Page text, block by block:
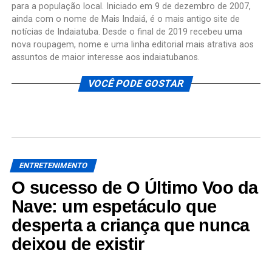
para a população local. Iniciado em 9 de dezembro de 2007,
ainda com o nome de Mais Indaiá, é o mais antigo site de
notícias de Indaiatuba. Desde o final de 2019 recebeu uma
nova roupagem, nome e uma linha editorial mais atrativa aos
assuntos de maior interesse aos indaiatubanos.
VOCÊ PODE GOSTAR
ENTRETENIMENTO
O sucesso de O Último Voo da
Nave: um espetáculo que
desperta a criança que nunca
deixou de existir